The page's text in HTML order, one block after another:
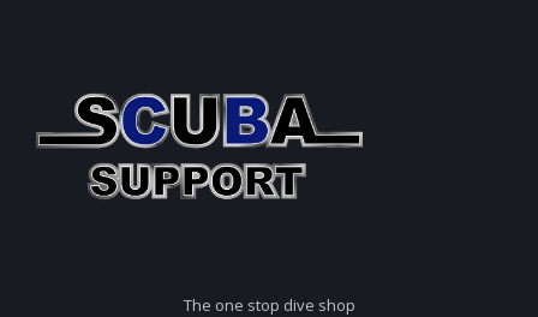
The one stop dive shop